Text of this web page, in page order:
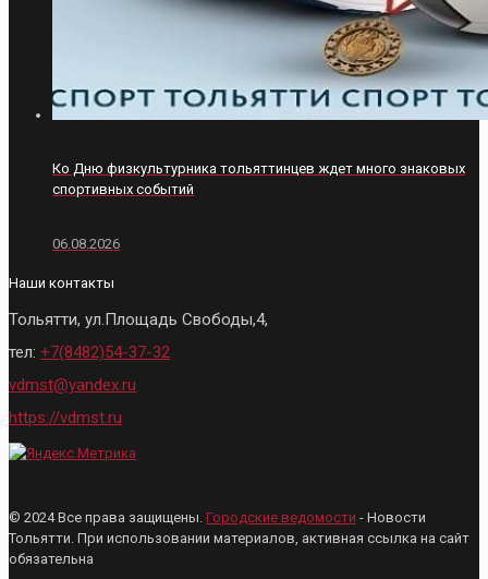
Ко Дню физкультурника тольяттинцев ждет много знаковых
спортивных событий
06.08.2026
Наши контакты
Тольятти, ул.Площадь Свободы,4,
тел: +7(8482)54-37-32
vdmst@yandex.ru
https://vdmst.ru
© 2024 Все права защищены. Городские ведомости - Новости
Тольятти. При использовании материалов, активная ссылка на сайт
обязательна